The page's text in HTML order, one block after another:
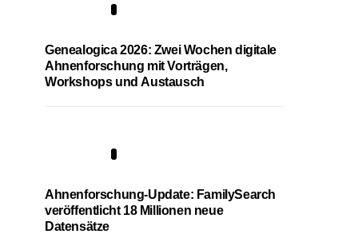
Genealogica 2026: Zwei Wochen digitale
Ahnenforschung mit Vorträgen,
Workshops und Austausch
Ahnenforschung-Update: FamilySearch
veröffentlicht 18 Millionen neue
Datensätze